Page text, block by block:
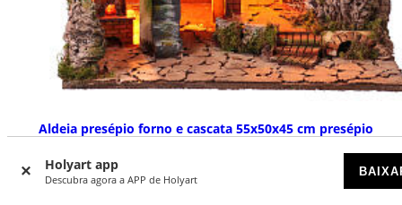
Holyart app
Descubra agora a APP de Holyart
Aldeia presépio forno e cascata 55x50x45 cm presépio
napolitano 10-12 cm
ESGOTADO